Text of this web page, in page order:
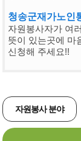
청송군재가노인
자원봉사자가 여
뜻이 있는곳에 마
신청해 주세요!!
자원봉사 분야